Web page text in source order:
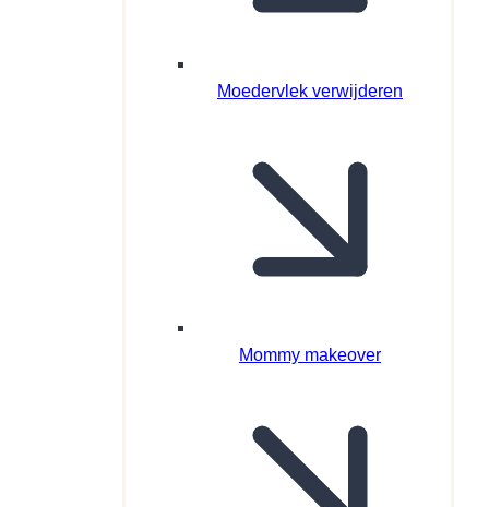
Moedervlek verwijderen
Mommy makeover